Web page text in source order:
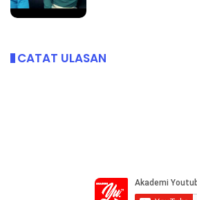
CATAT ULASAN